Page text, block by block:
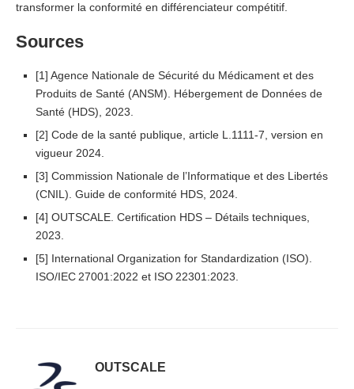
transformer la conformité en différenciateur compétitif.
Sources
[1] Agence Nationale de Sécurité du Médicament et des
Produits de Santé (ANSM). Hébergement de Données de
Santé (HDS), 2023.
[2] Code de la santé publique, article L.1111‑7, version en
vigueur 2024.
[3] Commission Nationale de l’Informatique et des Libertés
(CNIL). Guide de conformité HDS, 2024.
[4] OUTSCALE. Certification HDS – Détails techniques,
2023.
[5] International Organization for Standardization (ISO).
ISO/IEC 27001:2022 et ISO 22301:2023.
OUTSCALE